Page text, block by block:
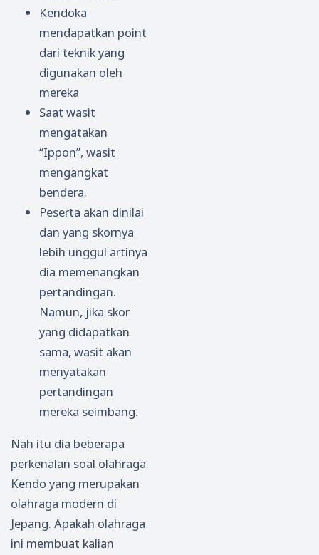
Kendoka
mendapatkan point
dari teknik yang
digunakan oleh
mereka
Saat wasit
mengatakan
“Ippon”, wasit
mengangkat
bendera.
Peserta akan dinilai
dan yang skornya
lebih unggul artinya
dia memenangkan
pertandingan.
Namun, jika skor
yang didapatkan
sama, wasit akan
menyatakan
pertandingan
mereka seimbang.
Nah itu dia beberapa
perkenalan soal olahraga
Kendo yang merupakan
olahraga modern di
Jepang. Apakah olahraga
ini membuat kalian